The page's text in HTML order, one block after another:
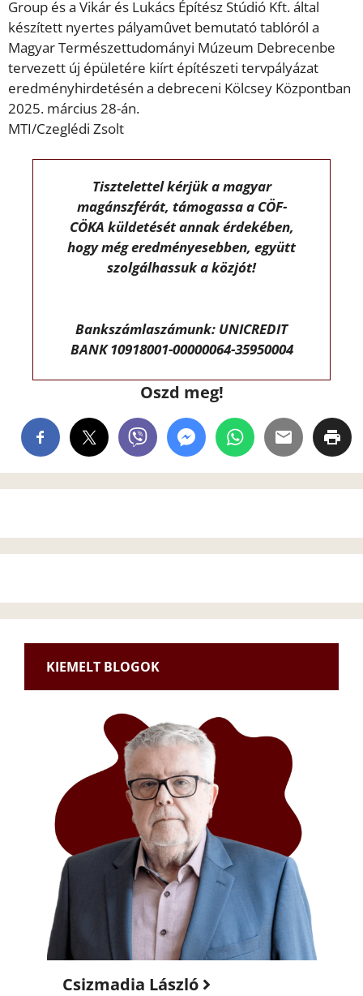
Group és a Vikár és Lukács Építész Stúdió Kft. által
készített nyertes pályamûvet bemutató tablóról a
Magyar Természettudományi Múzeum Debrecenbe
tervezett új épületére kiírt építészeti tervpályázat
eredményhirdetésén a debreceni Kölcsey Központban
2025. március 28-án.
MTI/Czeglédi Zsolt
Tisztelettel kérjük a magyar
magánszférát, támogassa a CÖF-
CÖKA küldetését annak érdekében,
hogy még eredményesebben, együtt
szolgálhassuk a közjót!
Bankszámlaszámunk: UNICREDIT
BANK 10918001-00000064-35950004
Oszd meg!
KIEMELT BLOGOK
Csizmadia László